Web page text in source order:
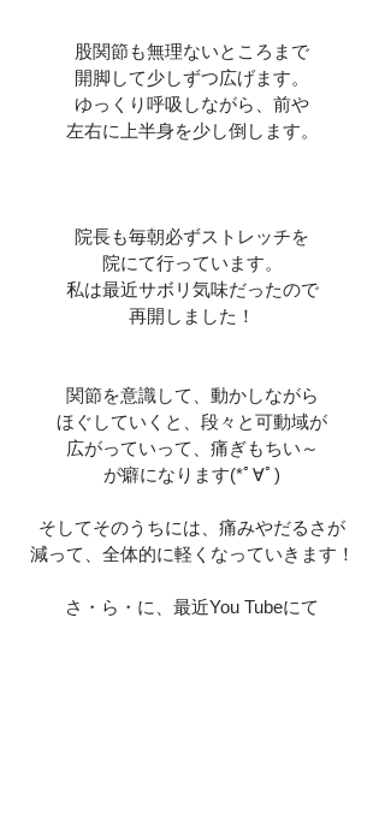
股関節も無理ないところまで
開脚して少しずつ広げます。
ゆっくり呼吸しながら、前や
左右に上半身を少し倒します。
院長も毎朝必ずストレッチを
院にて行っています。
私は最近サボリ気味だったので
再開しました！
関節を意識して、動かしながら
ほぐしていくと、段々と可動域が
広がっていって、痛ぎもちい～
が癖になります(*ﾟ∀ﾟ)
そしてそのうちには、痛みやだるさが
減って、全体的に軽くなっていきます！
さ・ら・に、最近You Tubeにて